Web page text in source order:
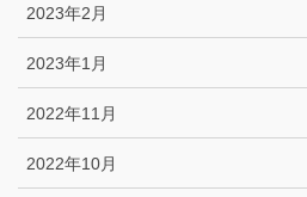
2023年2月
2023年1月
2022年11月
2022年10月